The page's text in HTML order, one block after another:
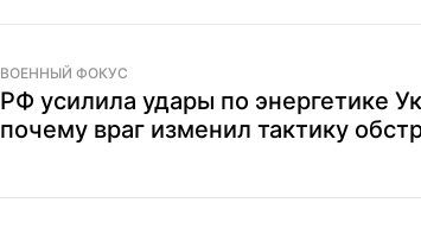
ВОЕННЫЙ ФОКУС
РФ усилила удары по энергетике
почему враг изменил тактику